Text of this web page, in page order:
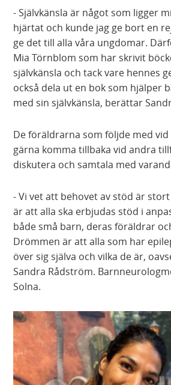
- Självkänsla är något som ligger
hjärtat och kunde jag ge bort en
ge det till alla våra ungdomar.
Mia Törnblom som har skrivit
självkänsla och tack vare hennes
också dela ut en bok som hjälper
med sin självkänsla, berättar
De föräldrarna som följde med
gärna komma tillbaka vid andra
diskutera och samtala med
- Vi vet att behovet av stöd är
är att alla ska erbjudas stöd i
både små barn, deras föräldrar
Drömmen är att alla som har
över sig själva och vilka de är,
Sandra Rådström.
Solna.